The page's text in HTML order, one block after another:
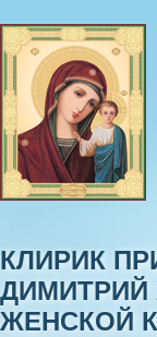
КЛИРИК
ЖЕНСКОЙ